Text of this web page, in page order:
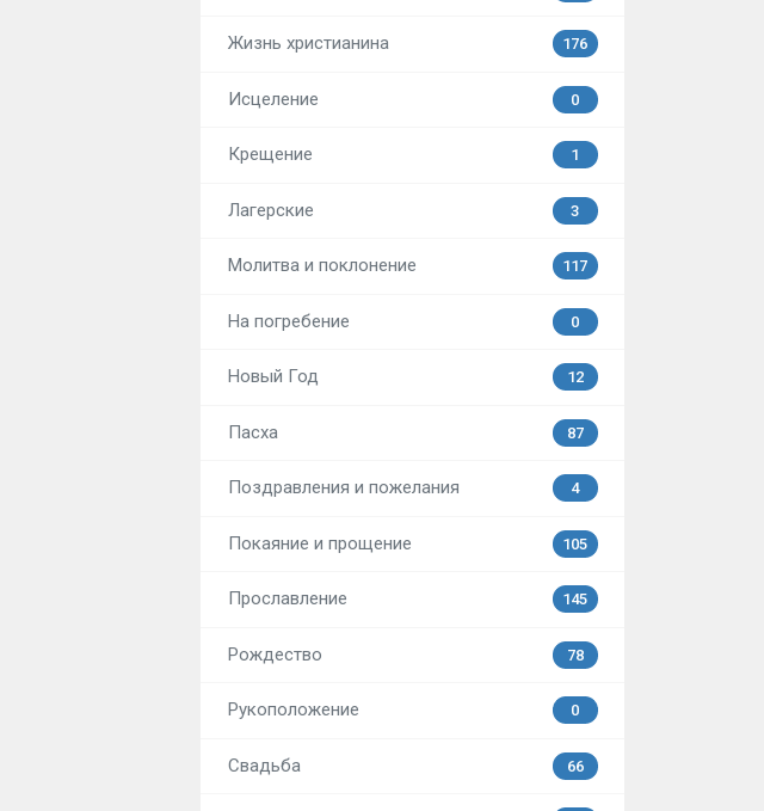
Жизнь христианина 176
Исцеление 0
Крещение 1
Лагерские 3
Молитва и поклонение 117
На погребение 0
Новый Год 12
Пасха 87
Поздравления и пожелания 4
Покаяние и прощение 105
Прославление 145
Рождество 78
Рукоположение 0
Свадьба 66